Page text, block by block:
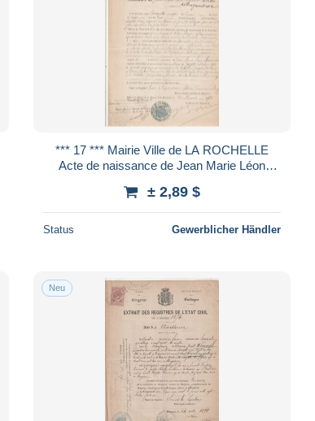
*** 17 *** Mairie Ville de LA ROCHELLE
Acte de naissance de Jean Marie Léon
± 2,89 $
Status Gewerblicher Händler
Neu